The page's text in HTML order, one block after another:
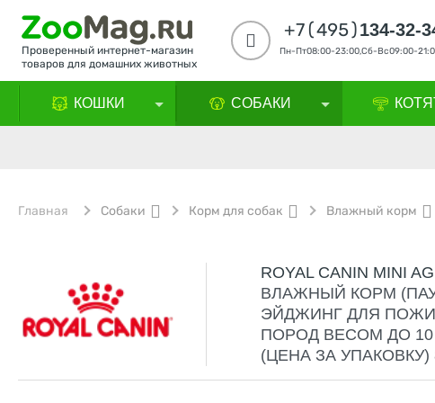
Проверенный интернет-магазин
товаров для домашних животных
+7(495)134-32-
Пн-Пт08:00-23:00,Сб-Вс09:00-
КОШКИ СОБАКИ
Главная Собаки Корм для собак Влажный корм
ROYAL CANIN MINI
ВЛАЖНЫЙ КОРМ
ЭЙДЖИНГ ДЛЯ
ПОРОД ВЕСОМ ДО 10
(ЦЕНА ЗА УПАКОВКУ)